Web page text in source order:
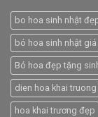
bo hoa sinh nhật
bó hoa sinh nhật giá
Bó hoa đẹp tặng
dien hoa khai truong
hoa khai trương đẹp